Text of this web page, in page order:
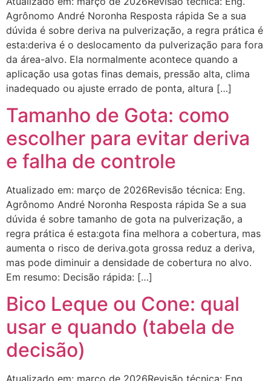
Agrônomo André Noronha Resposta rápida Se a sua
dúvida é sobre deriva na pulverização, a regra prática é
esta:deriva é o deslocamento da pulverização para fora
da área-alvo. Ela normalmente acontece quando a
aplicação usa gotas finas demais, pressão alta, clima
inadequado ou ajuste errado de ponta, altura […]
Tamanho de Gota: como
escolher para evitar deriva
e falha de controle
Atualizado em: março de 2026Revisão técnica: Eng.
Agrônomo André Noronha Resposta rápida Se a sua
dúvida é sobre tamanho de gota na pulverização, a
regra prática é esta:gota fina melhora a cobertura, mas
aumenta o risco de deriva.gota grossa reduz a deriva,
mas pode diminuir a densidade de cobertura no alvo.
Em resumo: Decisão rápida: […]
Bico Leque ou Cone: qual
usar e quando (tabela de
decisão)